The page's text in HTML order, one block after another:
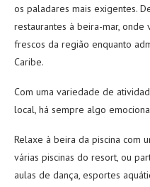
os paladares mais exigentes.
restaurantes à beira-mar,
frescos da região enquanto
Caribe.
Com uma variedade de
local, há sempre algo
Relaxe à beira da piscina com
várias piscinas do resort, ou
aulas de dança, esportes